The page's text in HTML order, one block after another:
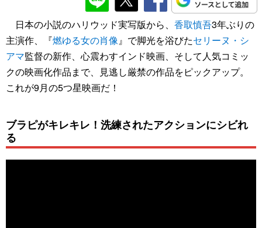
日本の小説のハリウッド実写版から、 香取慎吾3年ぶりの
主演作、『燃ゆる女の肖像』で脚光を浴びたセリーヌ・シ
アマ監督の新作、心震わすインド映画、そして人気コミッ
クの映画化作品まで、見逃し厳禁の作品をピックアップ。
これが9月の5つ星映画だ！
ブラピがキレキレ！洗練されたアクションにシビれ
る